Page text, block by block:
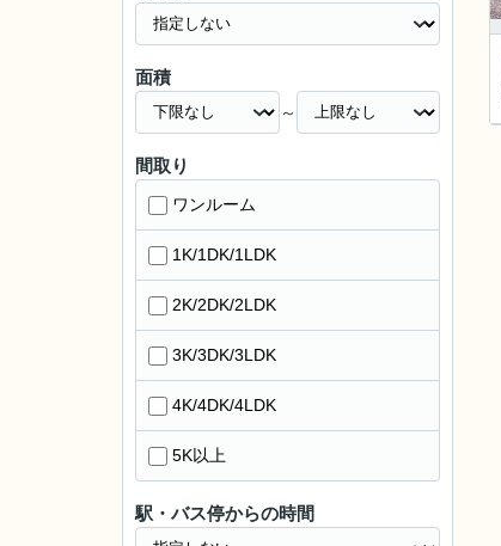
面積
～
間取り
ワンルーム
1K/1DK/1LDK
2K/2DK/2LDK
3K/3DK/3LDK
4K/4DK/4LDK
5K以上
駅・バス停からの時間